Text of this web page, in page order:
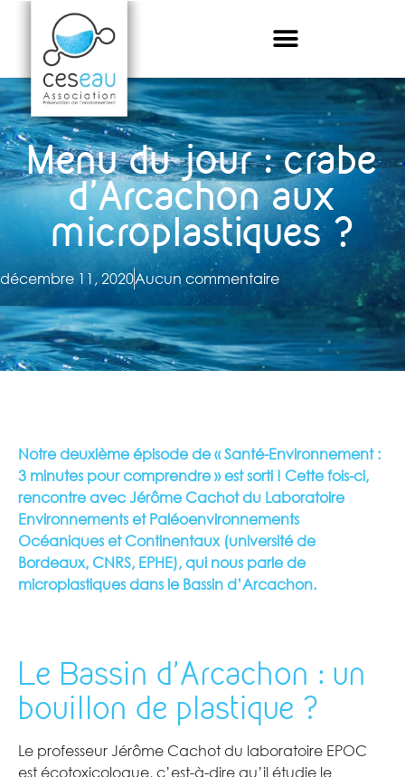
Menu du jour : crabe
d’Arcachon aux
microplastiques ?
décembre 11, 2020Aucun commentaire
Notre deuxième épisode de « Santé-Environnement :
3 minutes pour comprendre » est sorti ! Cette fois-ci,
rencontre avec Jérôme Cachot du Laboratoire
Environnements et Paléoenvironnements
Océaniques et Continentaux (université de
Bordeaux, CNRS, EPHE), qui nous parle de
microplastiques dans le Bassin d’Arcachon.
Le Bassin d’Arcachon : un
bouillon de plastique ?
Le professeur Jérôme Cachot du laboratoire EPOC
est écotoxicologue, c’est-à-dire qu’il étudie le